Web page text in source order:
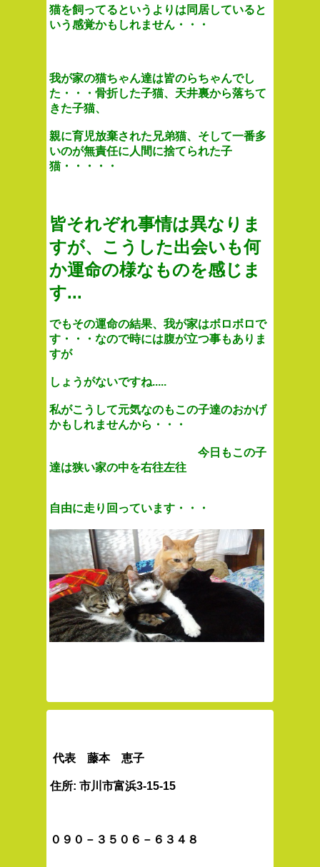
猫を飼ってるというよりは同居していると
いう感覚かもしれません・・・
我が家の猫ちゃん達は皆のらちゃんでし
た・・・骨折した子猫、天井裏から落ちて
きた子猫、
親に育児放棄された兄弟猫、そして一番多
いのが無責任に人間に捨てられた子
猫・・・・・
皆それぞれ事情は異なりま
すが、こうした出会いも何
か運命の様なものを感じま
す...
でもその運命の結果、我が家はボロボロで
す・・・なので時には腹が立つ事もありま
すが
しょうがないですね.....
私がこうして元気なのもこの子達のおかげ
かもしれませんから・・・
今日もこの子
達は狭い家の中を右往左往
自由に走り回っています・・・
代表 藤本 恵子
住所: 市川市富浜3-15-15
０９０－３５０６－６３４８